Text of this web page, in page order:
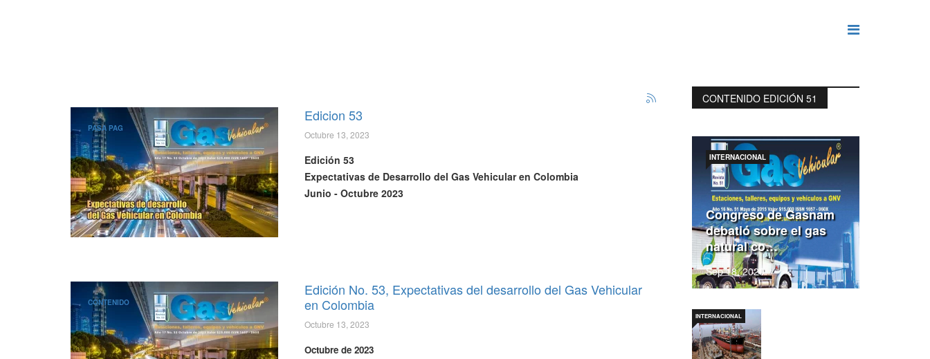
PASA PAG
Edicion 53
Octubre 13, 2023
Edición 53
Expectativas de Desarrollo del Gas Vehicular en Colombia
Junio - Octubre 2023
CONTENIDO
Edición No. 53, Expectativas del desarrollo del Gas Vehicular
en Colombia
Octubre 13, 2023
Octubre de 2023
CONTENIDO EDICIÓN 51
Congreso de Gasnam
debatió sobre el gas
natural co…
Sep 18, 2020
INTERNACIONAL
INTERNACIONAL